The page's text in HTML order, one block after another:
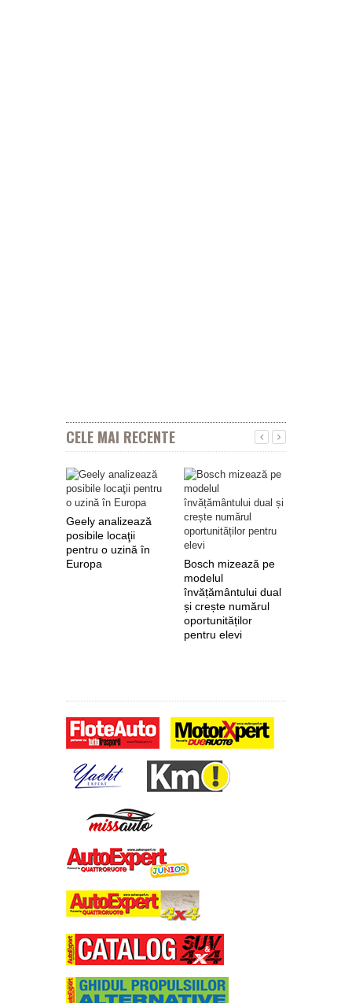
CELE MAI RECENTE
Geely analizează
posibile locaţii
pentru o uzină în
Europa
Bosch mizează pe
modelul
învățământului dual
și crește numărul
oportunităților
pentru elevi